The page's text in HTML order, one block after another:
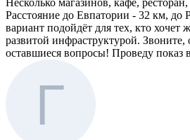
Несколько магазинов, кафе,
Расстояние до Евпатории - 32 км, до
вариант подойдёт для тех, кто хочет
развитой инфраструктурой. Звоните,
оставшиеся вопросы! Проведу показ